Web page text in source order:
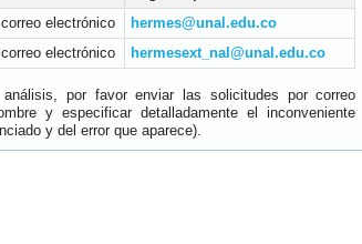
electrónico
hermes@unal.edu.co
electrónico hermesext_nal@unal.edu.co
por favor enviar las solicitudes por correo
y especificar detalladamente el inconveniente
y del error que aparece).